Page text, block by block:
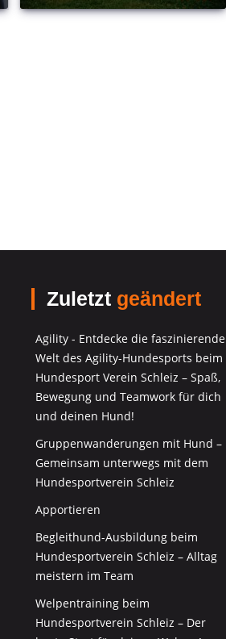
Zuletztgeändert
Agility - Entdecke die faszinierende
Welt des Agility-Hundesports beim
Hundesport Verein Schleiz – Spaß,
Bewegung und Teamwork für dich
und deinen Hund!
Gruppenwanderungen mit Hund –
Gemeinsam unterwegs mit dem
Hundesportverein Schleiz
Apportieren
Begleithund-Ausbildung beim
Hundesportverein Schleiz – Alltag
meistern im Team
Welpentraining beim
Hundesportverein Schleiz – Der